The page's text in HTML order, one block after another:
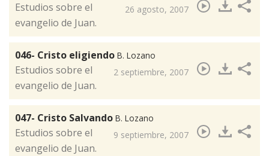
26 agosto, 2007
Estudios sobre el
evangelio de Juan.
046- Cristo eligiendo B. Lozano
2 septiembre, 2007
​Estudios sobre el
evangelio de Juan.
047- Cristo Salvando B. Lozano
9 septiembre, 2007
Estudios sobre el
evangelio de Juan.